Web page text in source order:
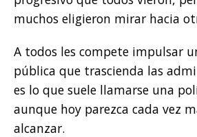
muchos eligieron mirar hacia
A todos les compete impulsar
pública que trascienda las
es lo que suele llamarse una
aunque hoy parezca cada vez
alcanzar.